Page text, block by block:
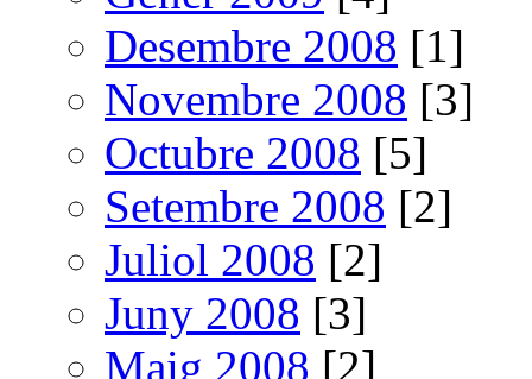
Desembre 2008 [1]
Novembre 2008 [3]
Octubre 2008 [5]
Setembre 2008 [2]
Juliol 2008 [2]
Juny 2008 [3]
Maig 2008 [2]